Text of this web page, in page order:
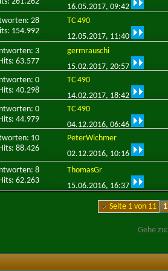
16.05.2017, 09:42
28
154.992
TC 490
12.05.2017, 11:40
3
63.577
germrauschi
15.02.2017, 20:57
0
40.298
TC 490
14.02.2017, 18:42
0
44.979
TC 490
04.12.2016, 06:46
10
88.426
PeterWichmer
02.12.2016, 10:16
8
62.263
ThomasGr
15.06.2016, 16:37
Seite 1 von 11 1
Gehe zu: